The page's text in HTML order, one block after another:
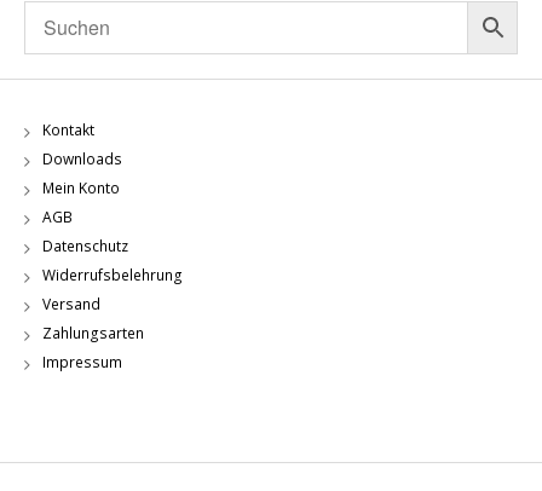
Kontakt
Downloads
Mein Konto
AGB
Datenschutz
Widerrufsbelehrung
Versand
Zahlungsarten
Impressum